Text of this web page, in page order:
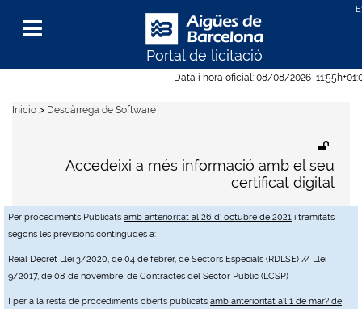
Data i hora oficial: 08/08/2026 11:55h
Per procediments Publicats amb anterioritat al 26 d' octubre de 2021 i tramitats
segons les previsions contingudes a:
Reial Decret Llei 3/2020, de 04 de febrer, de Sectors Especials (RDLSE) // Llei
9/2017, de 08 de novembre, de Contractes del Sector Públic (LCSP)
I per a la resta de procediments oberts publicats amb anterioritat a'l 1 de mar? de
Portal de licitació
Menu
Accedeixi a més informació amb el seu
certificat digital
Inicio > Descàrrega de Software